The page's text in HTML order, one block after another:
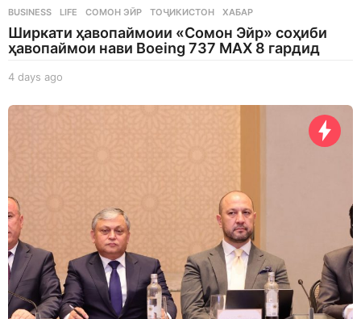
BUSINESS ,LIFE СОМОН ЭЙР ,ТОҶИКИСТОН ,ХАБАР
Ширкати ҳавопаймоии «Сомон Эйр» соҳиби
ҳавопаймои нави Boeing 737 MAX 8 гардид
4 days ago
a